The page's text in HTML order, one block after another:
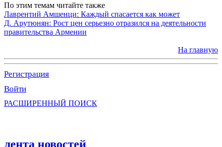
По этим темам читайте также
Лаврентий Амшенци: Каждый спасается как может
Д. Арутюнян: Рост цен серьезно отразился на деятельности
правительства Армении
На главную
Регистрация
Войти
РАСШИРЕННЫЙ ПОИСК
лента новостей